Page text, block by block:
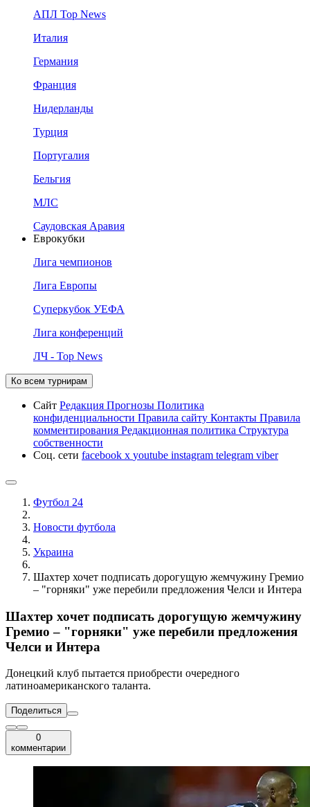
АПЛ Top News
Италия
Германия
Франция
Нидерланды
Турция
Португалия
Бельгия
МЛС
Саудовская Аравия
Еврокубки
Лига чемпионов
Лига Европы
Суперкубок УЕФА
Лига конференций
ЛЧ - Top News
Ко всем турнирам
Сайт Редакция Прогнозы Политика
конфиденциальности Правила сайту Контакты Правила
комментирования Редакционная политика Структура
собственности
Соц. сети facebook x youtube instagram telegram viber
Футбол 24
Новости футбола
Украина
Шахтер хочет подписать дорогущую жемчужину Гремио
– "горняки" уже перебили предложения Челси и Интера
Шахтер хочет подписать дорогущую жемчужину
Гремио – "горняки" уже перебили предложения
Челси и Интера
Донецкий клуб пытается приобрести очередного
латиноамериканского таланта.
Поделиться
0
комментарии